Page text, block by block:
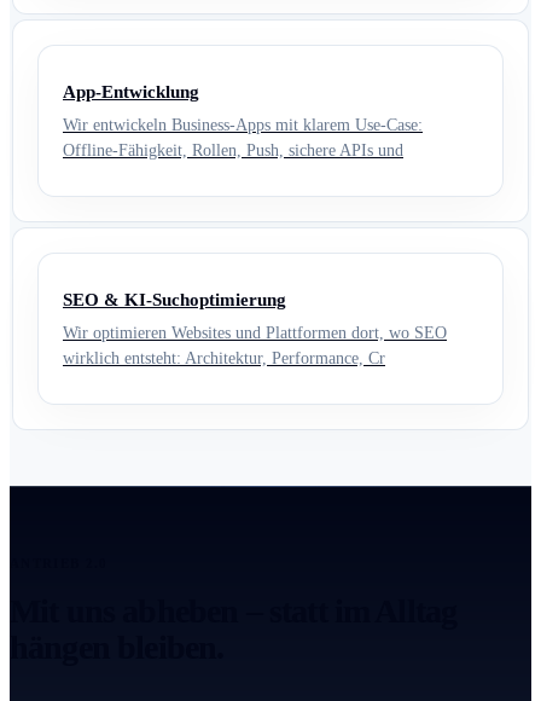
App-Entwicklung
Wir entwickeln Business-Apps mit klarem Use-Case:
Offline-Fähigkeit, Rollen, Push, sichere APIs und
SEO & KI-Suchoptimierung
Wir optimieren Websites und Plattformen dort, wo SEO
wirklich entsteht: Architektur, Performance, Cr